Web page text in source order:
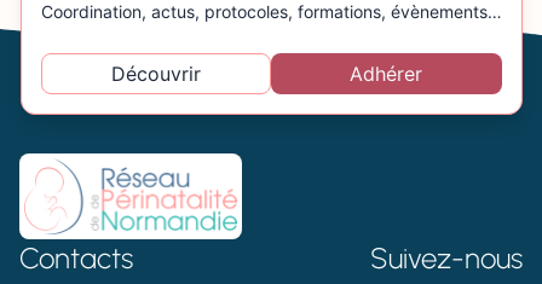
Coordination, actus, protocoles, formations, évènements…
Découvrir Adhérer
Contacts Suivez-nous